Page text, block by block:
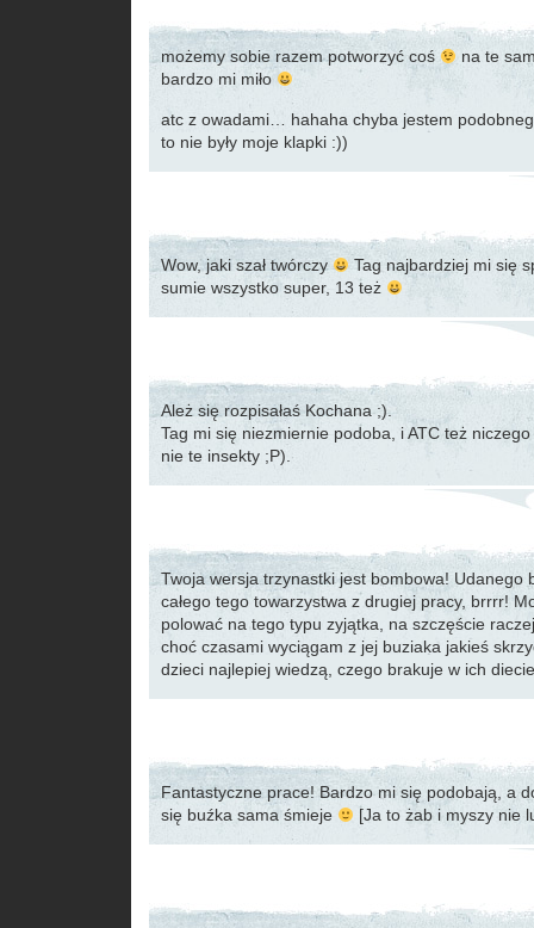
możemy sobie razem potworzyć coś
na te
bardzo mi miło
atc z owadami… hahaha chyba jestem
to nie były moje klapki :))
Wow, jaki szał twórczy
Tag najbardziej mi się
sumie wszystko super, 13 też
Ależ się rozpisałaś Kochana ;).
Tag mi się niezmiernie podoba, i ATC też
nie te insekty ;P).
Twoja wersja trzynastki jest bombowa! Udanego
całego tego towarzystwa z drugiej pracy, brrrr!
polować na tego typu zyjątka, na szczęście
choć czasami wyciągam z jej buziaka jakieś
dzieci najlepiej wiedzą, czego brakuje w ich
Fantastyczne prace! Bardzo mi się podobają, a
się buźka sama śmieje
[Ja to żab i myszy nie